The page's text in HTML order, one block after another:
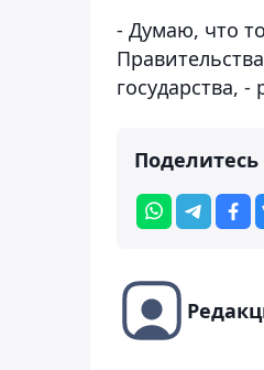
- Думаю, что
государства,